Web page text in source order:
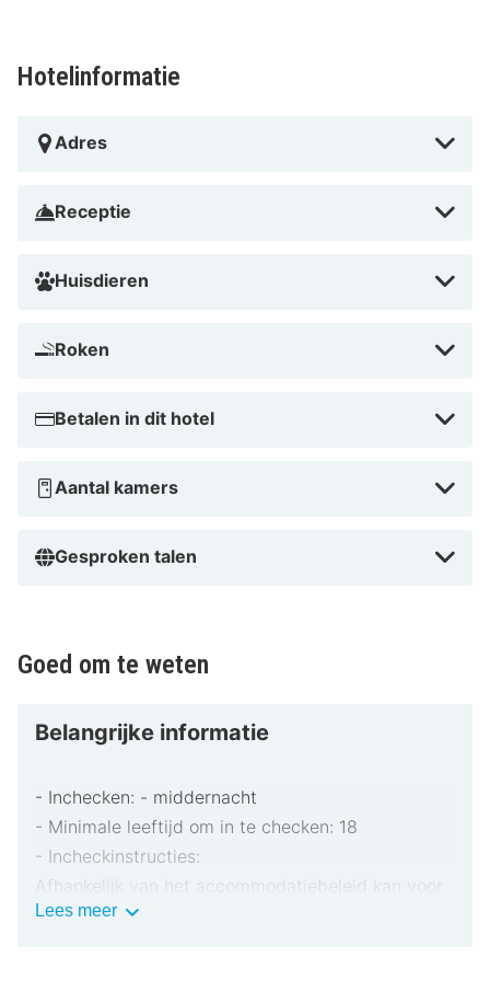
Hotelinformatie
Adres
Receptie
Huisdieren
Roken
Betalen in dit hotel
Aantal kamers
Gesproken talen
Goed om te weten
Belangrijke informatie
- Inchecken: - middernacht
- Minimale leeftijd om in te checken: 18
- Incheckinstructies:
Afhankelijk van het accommodatiebeleid kan voor
extra personen een toeslag in rekening worden
Lees meerBelangrijke